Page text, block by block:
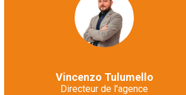
Vincenzo Tulumello
Directeur de l'agence